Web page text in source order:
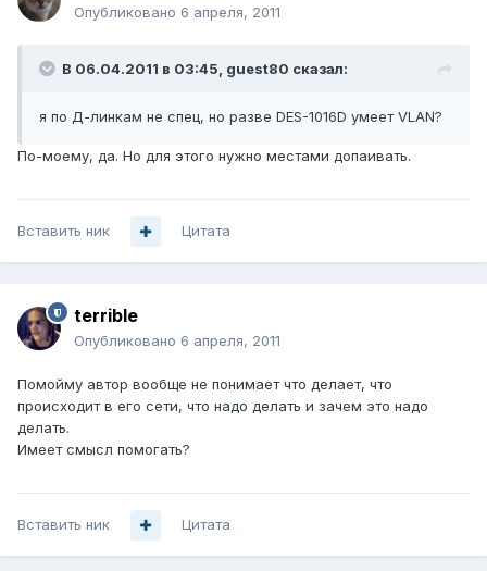
Опубликовано 6 апреля, 2011
В 06.04.2011 в 03:45, guest80 сказал:
я по Д-линкам не спец, но разве DES-1016D умеет VLAN?
По-моему, да. Но для этого нужно местами допаивать.
Вставить ник Цитата
terrible
Опубликовано 6 апреля, 2011
Помойму автор вообще не понимает что делает, что
происходит в его сети, что надо делать и зачем это надо
делать.
Имеет смысл помогать?
Вставить ник Цитата